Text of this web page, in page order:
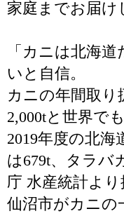
家庭までお届け
「カニは北海
いと自信。
カニの年間取り
2,000tと世界で
2019年度の北
は679t、タラバ
庁 水産統計よ
仙沼市がカニの